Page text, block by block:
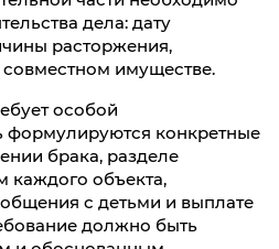
дела: дату
расторжения,
имуществе.
особой
формулируются конкретные
брака, разделе
каждого объекта,
с детьми и выплате
должно быть